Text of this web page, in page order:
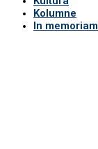
Kolumne
In memoriam